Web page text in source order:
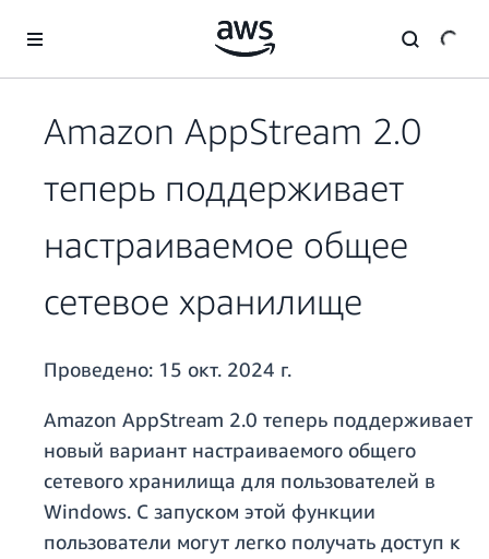
Перейти к главному контенту
Amazon AppStream 2.0
теперь поддерживает
настраиваемое общее
сетевое хранилище
Проведено: 15 окт. 2024 г.
Amazon AppStream 2.0 теперь поддерживает
новый вариант настраиваемого общего
сетевого хранилища для пользователей в
Windows. С запуском этой функции
пользователи могут легко получать доступ к